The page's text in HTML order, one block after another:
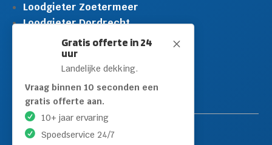
M
Gratis offerte in 24
uur
Landelijke dekking.
Vraag binnen 10 seconden een
gratis offerte aan.
10+ jaar ervaring
Spoedservice 24/7
Loodgieter Zoetermeer
Loodgieter Dordrecht
Loodgieter Rijswijk
Loodgieter Schiedam
Loodgieter Leidschendam
Loodgieter Hilversum